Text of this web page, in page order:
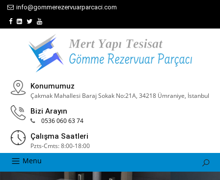
info@gommerezervuarparcaci.com
Konumumuz
Çakmak Mahallesi Baraj Sokak No:21A, 34218 Ümraniye, İstanbul
Bizi Arayın
0536 060 63 74
Çalışma Saatleri
Pzts-Cmts: 8:00-18:00
Menu